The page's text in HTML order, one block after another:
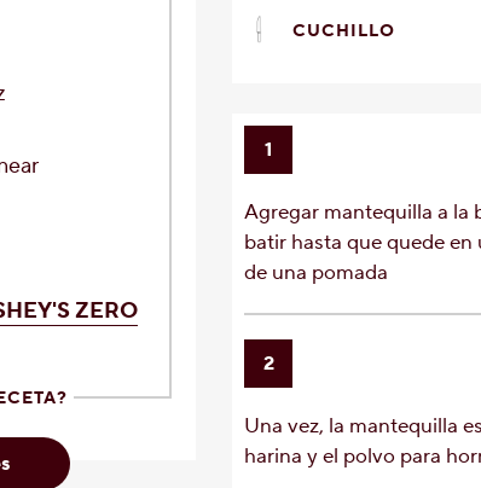
ZERO
CUCHILLO
1
Agregar mantequilla a la
batir hasta que quede
de una pomada
2
Una vez, la mantequilla
harina y el polvo para